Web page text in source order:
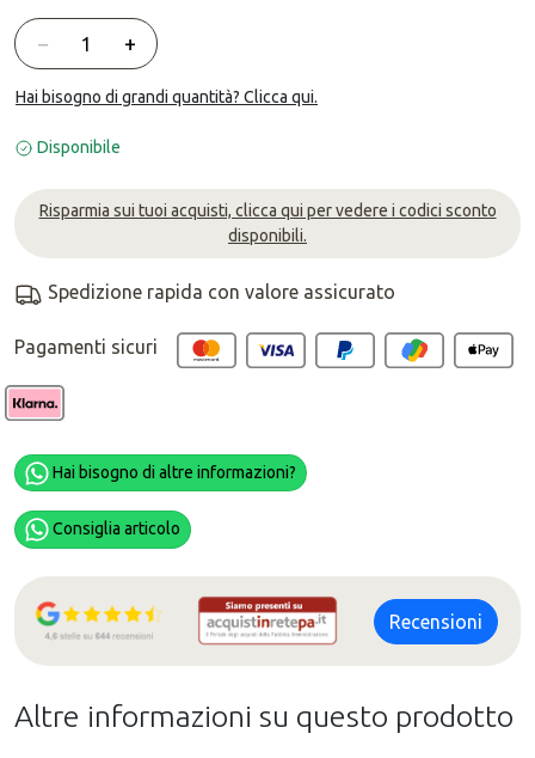
Quantità
− +
Hai bisogno di grandi quantità? Clicca qui.
Disponibile
Risparmia sui tuoi acquisti, clicca qui per vedere i codici sconto
disponibili.
Spedizione rapida con valore assicurato
Pagamenti sicuri
Hai bisogno di altre informazioni?
Consiglia articolo
Recensioni
Altre informazioni su questo prodotto